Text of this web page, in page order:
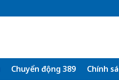
Chuyển động 389 Chính